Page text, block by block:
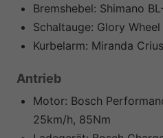
Bremshebel: Shimano
Schaltauge: Glory Wheel
Kurbelarm: Miranda
Antrieb
Motor: Bosch
25km/h, 85Nm